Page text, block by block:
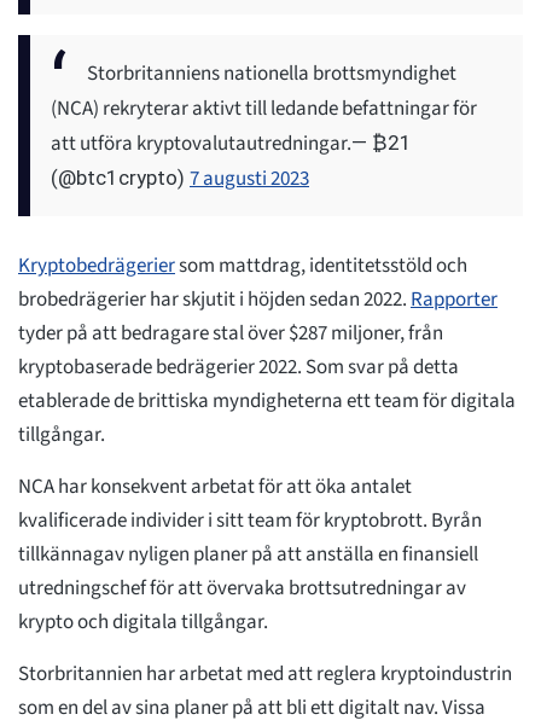
Storbritanniens nationella brottsmyndighet
(NCA) rekryterar aktivt till ledande befattningar för
att utföra kryptovalutautredningar.— ₿21
(@btc1crypto) 7 augusti 2023
Kryptobedrägeriersom mattdrag, identitetsstöld och
brobedrägerier har skjutit i höjden sedan 2022.Rapporter
tyder på att bedragare stal över $287 miljoner, från
kryptobaserade bedrägerier 2022. Som svar på detta
etablerade de brittiska myndigheterna ett team för digitala
tillgångar.
NCA har konsekvent arbetat för att öka antalet
kvalificerade individer i sitt team för kryptobrott. Byrån
tillkännagav nyligen planer på att anställa en finansiell
utredningschef för att övervaka brottsutredningar av
krypto och digitala tillgångar.
Storbritannien har arbetat med att reglera kryptoindustrin
som en del av sina planer på att bli ett digitalt nav. Vissa